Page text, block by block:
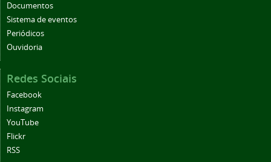
Documentos
Sistema de eventos
Periódicos
Ouvidoria
Redes Sociais
Facebook
Instagram
YouTube
Flickr
RSS